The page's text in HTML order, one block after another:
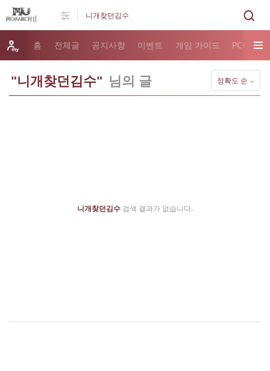
홈 전체글 공지사항 이벤트 게임 가이드 PC버전
"니개찾던김수" 님의 글 정확도 순
니개찾던김수 검색 결과가 없습니다.